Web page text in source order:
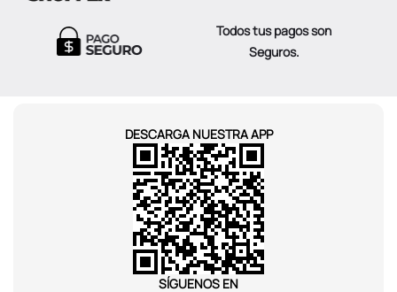
Todos tus pagos son
Seguros.
DESCARGA NUESTRA APP
SÍGUENOS EN